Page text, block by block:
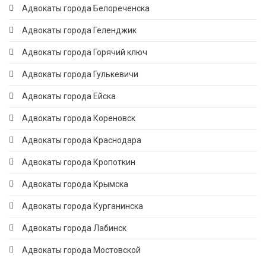
Адвокаты города Белореченска
Адвокаты города Геленджик
Адвокаты города Горячий ключ
Адвокаты города Гулькевичи
Адвокаты города Ейска
Адвокаты города Кореновск
Адвокаты города Краснодара
Адвокаты города Кропоткин
Адвокаты города Крымска
Адвокаты города Курганинска
Адвокаты города Лабинск
Адвокаты города Мостовской